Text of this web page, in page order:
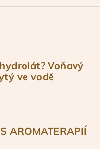
Voňavý
ve vodě
AROMATERAPIÍ